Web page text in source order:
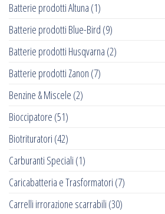
Batterie prodotti Altuna (1)
Batterie prodotti Blue-Bird (9)
Batterie prodotti Husqvarna (2)
Batterie prodotti Zanon (7)
Benzine & Miscele (2)
Bioccipatore (51)
Biotrituratori (42)
Carburanti Speciali (1)
Caricabatteria e Trasformatori (7)
Carrelli irrorazione scarrabili (30)